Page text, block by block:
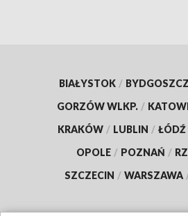
BIAŁYSTOK / BYDGOSZCZ
GORZÓW WLKP. /
KRAKÓW / LUBLIN / ŁÓDŹ
OPOLE / POZNAŃ /
SZCZECIN / WARSZAWA